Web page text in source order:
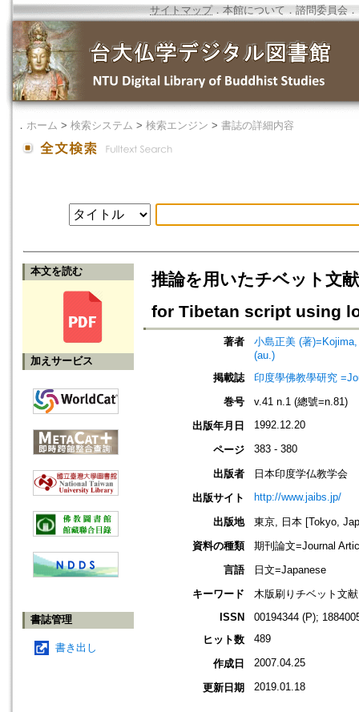
サイトマップ．本館について ． 諮問委員会 ．
． ホーム > 検索システム > 検索エンジン > 書誌の詳細内容
本文を読む
加えサービス
書誌管理
書き出し
推論を用いたチベット文
for Tibetan script using
著者
小島正美 (著
(au.)
掲載誌
印度學佛教學研究
巻号
v.41 n.1 (總號=n.81)
出版年月日
1992.12.20
ページ 383 - 380
出版者
日本印度学仏教学会
出版サイト
http://www.jaibs.jp/
出版地
東京, 日本 [Tokyo,
資料の種類
期刊論文=Journal
言語
日文=Japanese
キーワード
木版刷りチベット文
ISSN
00194344 (P);
ヒット数
489
作成日 2007.04.25
更新日期 2019.01.18